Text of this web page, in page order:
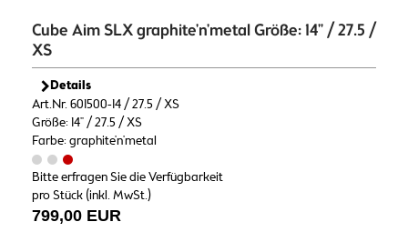
Cube Aim SLX graphite'n'metal Größe: 14" / 27.5 /
XS
Details
Art.Nr. 601500-14 / 27.5 / XS
Größe: 14" / 27.5 / XS
Farbe: graphite'n'metal
Bitte erfragen Sie die Verfügbarkeit
pro Stück (inkl. MwSt.)
799,00 EUR